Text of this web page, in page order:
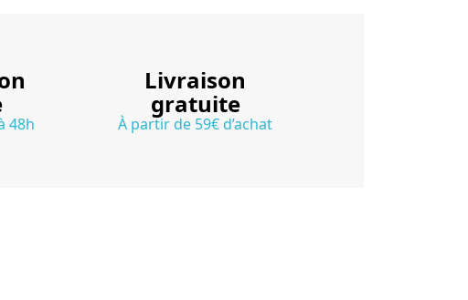
48h
Livraison
gratuite
À partir de 59€ d’achat